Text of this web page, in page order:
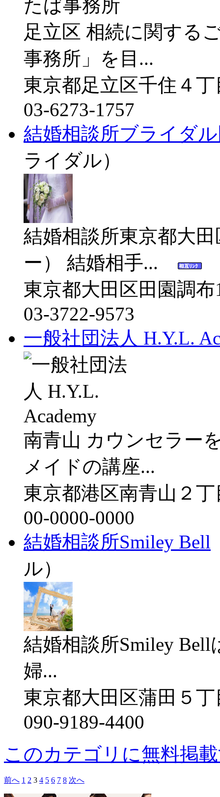
足立区 相続に関する
事務所」を目...
東京都足立区千住４
03-6273-1757
結婚相談所ブライダ
ライダル）
結婚相談所東京都大
ー） 結婚相手...
東京都大田区田園調布
03-3722-9573
一般社団法人 H.Y.L.
南青山 カウンセラー
メイドの講座...
東京都港区南青山２
00-0000-0000
結婚相談所Smiley Bell
ル）
結婚相談所Smiley
婦...
東京都大田区蒲田５
090-9189-4400
このカテゴリに無料掲
前へ 1 2 3 4 5 6 7 8 次へ